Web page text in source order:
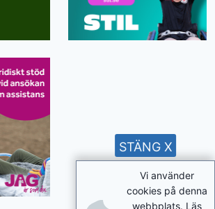
Vi använder
cookies på denna
webbplats. Läs
STÄNG X